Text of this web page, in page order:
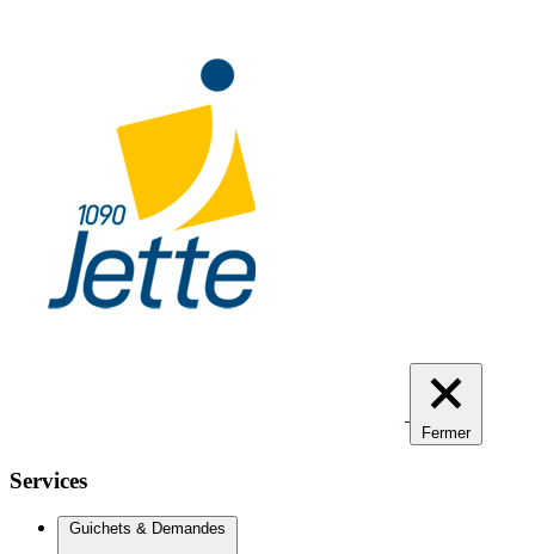
Fermer
Services
Guichets & Demandes